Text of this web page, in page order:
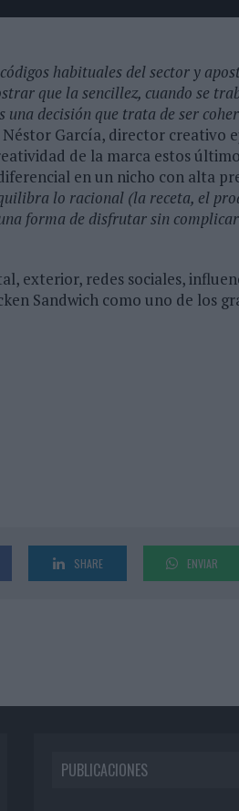
habituales del sector y
que la sencillez, cuando se
decisión que trata de ser
Néstor García, director creativo
de la marca estos
en un nicho con alta
lo racional (la receta, el
forma de disfrutar sin
exterior, redes sociales,
Sandwich como uno de los
SHARE ENVIAR
PUBLICACIONES